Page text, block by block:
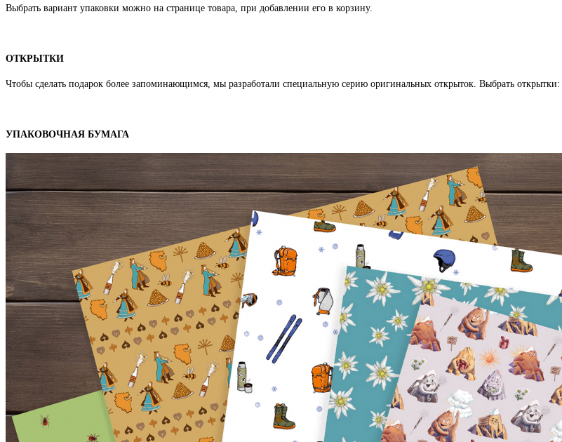
Выбрать вариант упаковки можно на странице товара, при добавлении его в корзину.
ОТКРЫТКИ
Чтобы сделать подарок более запоминающимся, мы разработали специальную серию оригинальных открыток. Выбрать открытки:
УПАКОВОЧНАЯ БУМАГА